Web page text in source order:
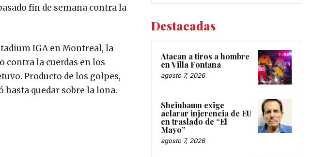
fin de semana contra la
IGA en Montreal, la
contra la cuerdas en los
Producto de los golpes,
quedar sobre la lona.
Destacadas
Atacan a tiros a hombre
en Villa Fontana
agosto 7, 2026
Sheinbaum exige
aclarar injerencia de EU
en traslado de “El
Mayo”
agosto 7, 2026